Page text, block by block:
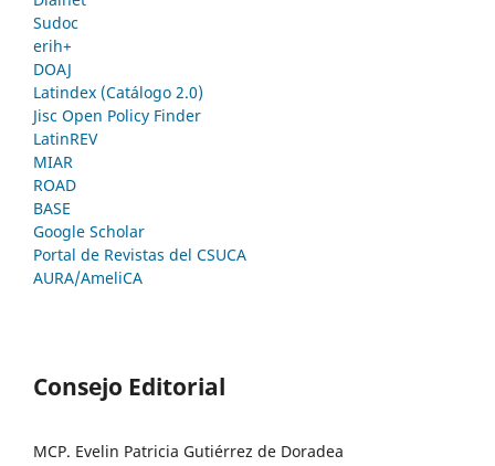
Sudoc
erih+
DOAJ
Latindex (Catálogo 2.0)
Jisc Open Policy Finder
LatinREV
MIAR
ROAD
BASE
Google Scholar
Portal de Revistas del CSUCA
AURA/AmeliCA
Consejo Editorial
MCP. Evelin Patricia Gutiérrez de Doradea